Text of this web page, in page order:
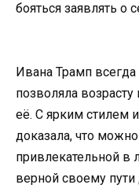
бояться заявлять о
Ивана Трамп
позволяла
её. С ярким стилем
доказала, что
привлекательной в
верной своему